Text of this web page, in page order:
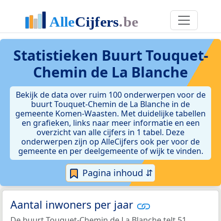
Statistieken Buurt Touquet-
Chemin de La Blanche
Bekijk de data over ruim 100 onderwerpen voor de
buurt Touquet-Chemin de La Blanche in de
gemeente Komen-Waasten. Met duidelijke tabellen
en grafieken, links naar meer informatie en een
overzicht van alle cijfers in 1 tabel. Deze
onderwerpen zijn op AlleCijfers ook per voor de
gemeente en per deelgemeente of wijk te vinden.
Pagina inhoud ⇵
Aantal inwoners per jaar